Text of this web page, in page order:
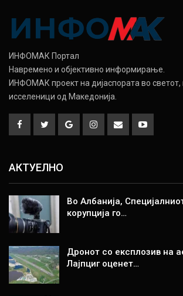
ИНФОМАК Портал
Навремено и објективно информирање.
ИНФОМАК проект на дијаспората во
исселеници од Македонија.
АКТУЕЛНО
Во Албанија,
корупција го…
Дронот со експлозив на
Лајпциг оценет…